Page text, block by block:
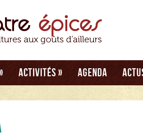
Activités » Agenda